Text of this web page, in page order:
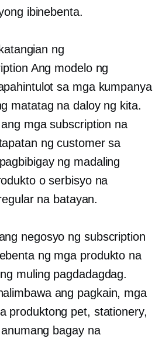
ibinebenta.
ng
Ang modelo ng
sa mga kumpanya
matatag na daloy ng kita.
mga subscription na
ng customer sa
ng madaling
o serbisyo na
na batayan.
negosyo ng subscription
ng mga produkto na
muling pagdadagdag.
ang pagkain, mga
produktong pet, stationery,
bagay na